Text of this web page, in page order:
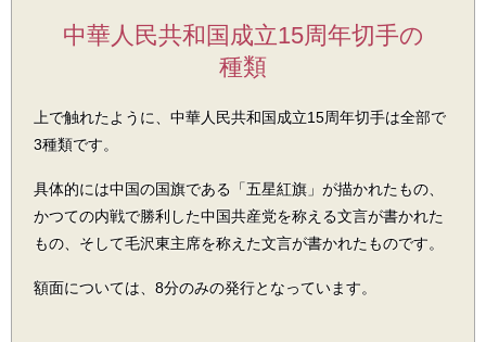
中華人民共和国成立15周年切手の
種類
上で触れたように、中華人民共和国成立15周年切手は全部で
3種類です。
具体的には中国の国旗である「五星紅旗」が描かれたもの、
かつての内戦で勝利した中国共産党を称える文言が書かれた
もの、そして毛沢東主席を称えた文言が書かれたものです。
額面については、8分のみの発行となっています。